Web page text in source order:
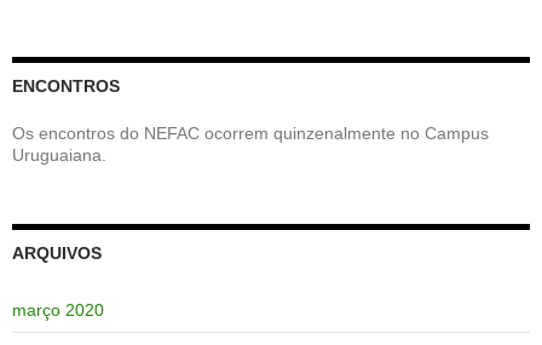
ENCONTROS
Os encontros do NEFAC ocorrem quinzenalmente no Campus
Uruguaiana.
ARQUIVOS
março 2020